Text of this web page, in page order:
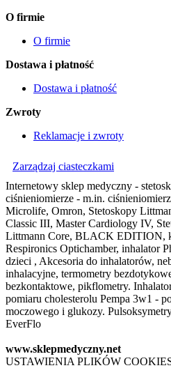
O firmie
O firmie
Dostawa i płatność
Dostawa i płatność
Zwroty
Reklamacje i zwroty
Zarządzaj ciasteczkami
Internetowy sklep medyczny -
ciśnieniomierze - m.in.
Microlife, Omron, Stetoskopy
Classic III, Master Cardiology IV,
Littmann Core, BLACK EDITION,
Respironics Optichamber, inhalator
dzieci , Akcesoria do inhalatorów,
inhalacyjne, termometry
bezkontaktowe, pikflometry.
pomiaru cholesterolu Pempa 3w1 -
moczowego i glukozy.
EverFlo
www.sklepmedyczny.net
USTAWIENIA PLIKÓW